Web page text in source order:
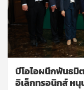
บีโอไอผนึกพันธมิ
อิเล็กทรอนิกส์ หนุ